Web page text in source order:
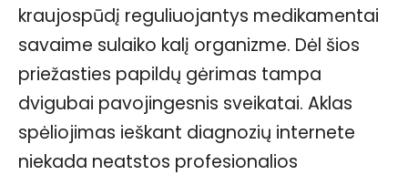
kraujospūdį reguliuojantys medikamentai
savaime sulaiko kalį organizme. Dėl šios
priežasties papildų gėrimas tampa
dvigubai pavojingesnis sveikatai. Aklas
spėliojimas ieškant diagnozių internete
niekada neatstos profesionalios